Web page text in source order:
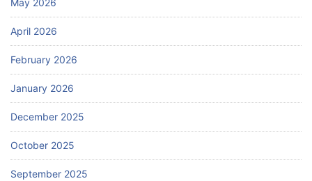
May 2026
April 2026
February 2026
January 2026
December 2025
October 2025
September 2025